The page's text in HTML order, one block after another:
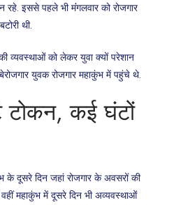
इससे पहले भी मंंगलवार को रोजगार
थी.
व्यवस्थाओं को लेकर युवा क्यों परेशान
युवक रोजगार महाकुंभ में पहुंचे थे.
टोकन, कई घंटों
दूसरे दिन जहां रोजगार के अवसरों की
महाकुंभ में दूसरे दिन भी अव्यवस्थाओं